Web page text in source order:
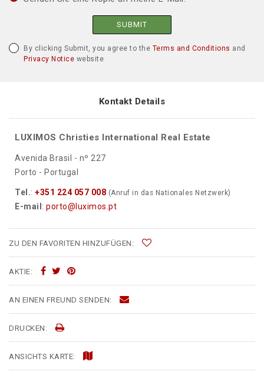
SUBMIT
By clicking Submit, you agree to the Terms and Conditions and
Privacy Notice website
Kontakt Details
LUXIMOS Christies International Real Estate
Avenida Brasil - nº 227
Porto - Portugal
Tel.: +351 224 057 008 (Anruf in das Nationales Netzwerk)
E-mail : porto@luximos.pt
ZU DEN FAVORITEN HINZUFÜGEN:
AKTIE:
AN EINEN FREUND SENDEN:
DRUCKEN:
ANSICHTS KARTE: